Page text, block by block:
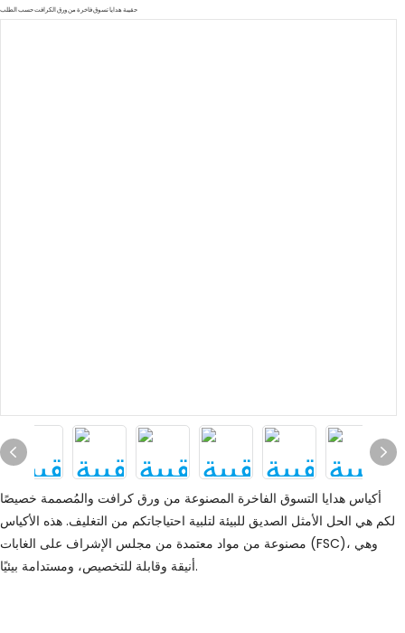
حقيبة هدايا تسوق فاخرة من ورق الكرافت حسب الطلب
أكياس هدايا التسوق الفاخرة المصنوعة من ورق كرافت والمُصممة خصيصًا
لكم هي الحل الأمثل الصديق للبيئة لتلبية احتياجاتكم من التغليف. هذه الأكياس
مصنوعة من مواد معتمدة من مجلس الإشراف على الغابات (FSC)، وهي
أنيقة وقابلة للتخصيص، ومستدامة بيئيًا.